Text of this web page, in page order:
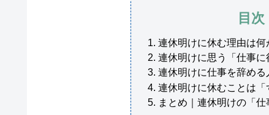
目次
連休明けに休む理由は
連休明けに思う「仕事
連休明けに仕事を辞める
連休明けに休むことは「
まとめ｜連休明けの「